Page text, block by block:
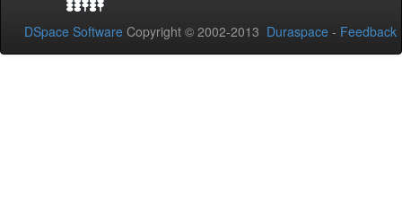
DSpace Software Copyright © 2002-2013 Duraspace - Feedback